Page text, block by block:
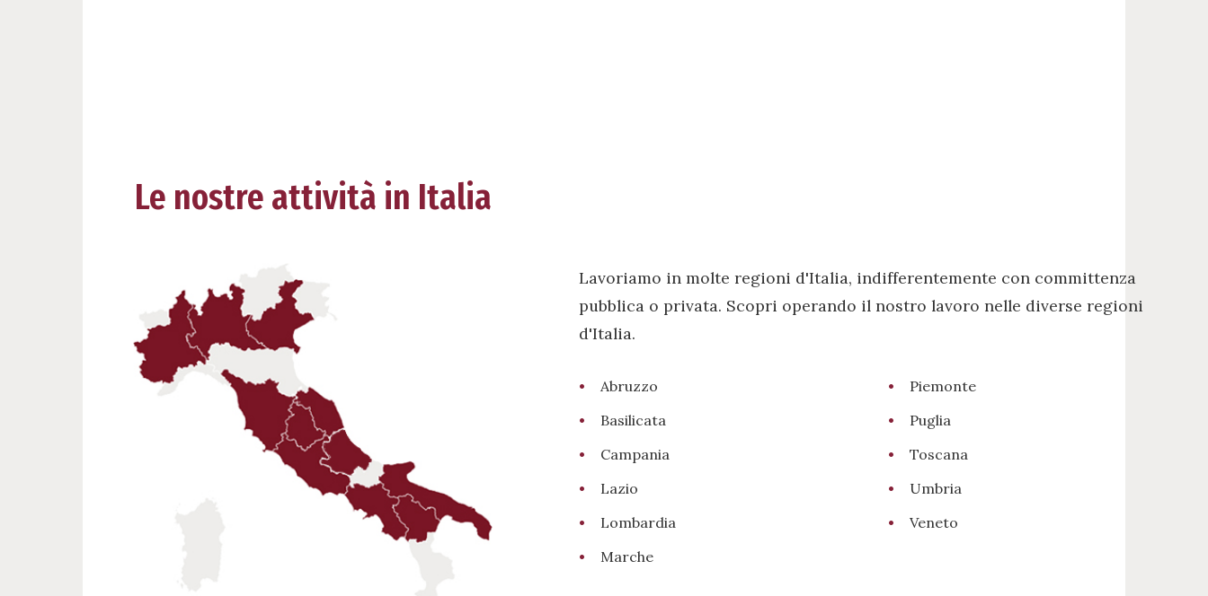
Le nostre attività in Italia
Lavoriamo in molte regioni d'Italia, indifferentemente con committenza
pubblica o privata. Scopri operando il nostro lavoro nelle diverse regioni
d'Italia.
Abruzzo
Basilicata
Campania
Lazio
Lombardia
Marche
Piemonte
Puglia
Toscana
Umbria
Veneto